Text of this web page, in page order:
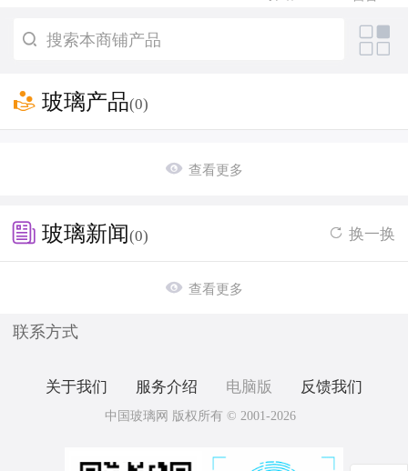

 玻璃产品(0)
 查看更多
 换一换
 玻璃新闻(0)
 查看更多
联系方式
关于我们 服务介绍 电脑版 反馈我们
中国玻璃网 版权所有 © 2001-2026